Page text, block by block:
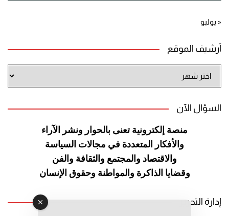
« يوليو
أرشيف الموقع
الموقع
السؤال الآن
منصة إلكترونية تعنى بالحوار ونشر الآراء
والأفكار المتعددة في مجالات السياسة
والاقتصاد والمجتمع والثقافة والفن
وقضايا الذاكرة والمواطنة وحقوق الإنسان
إدارة التحرير